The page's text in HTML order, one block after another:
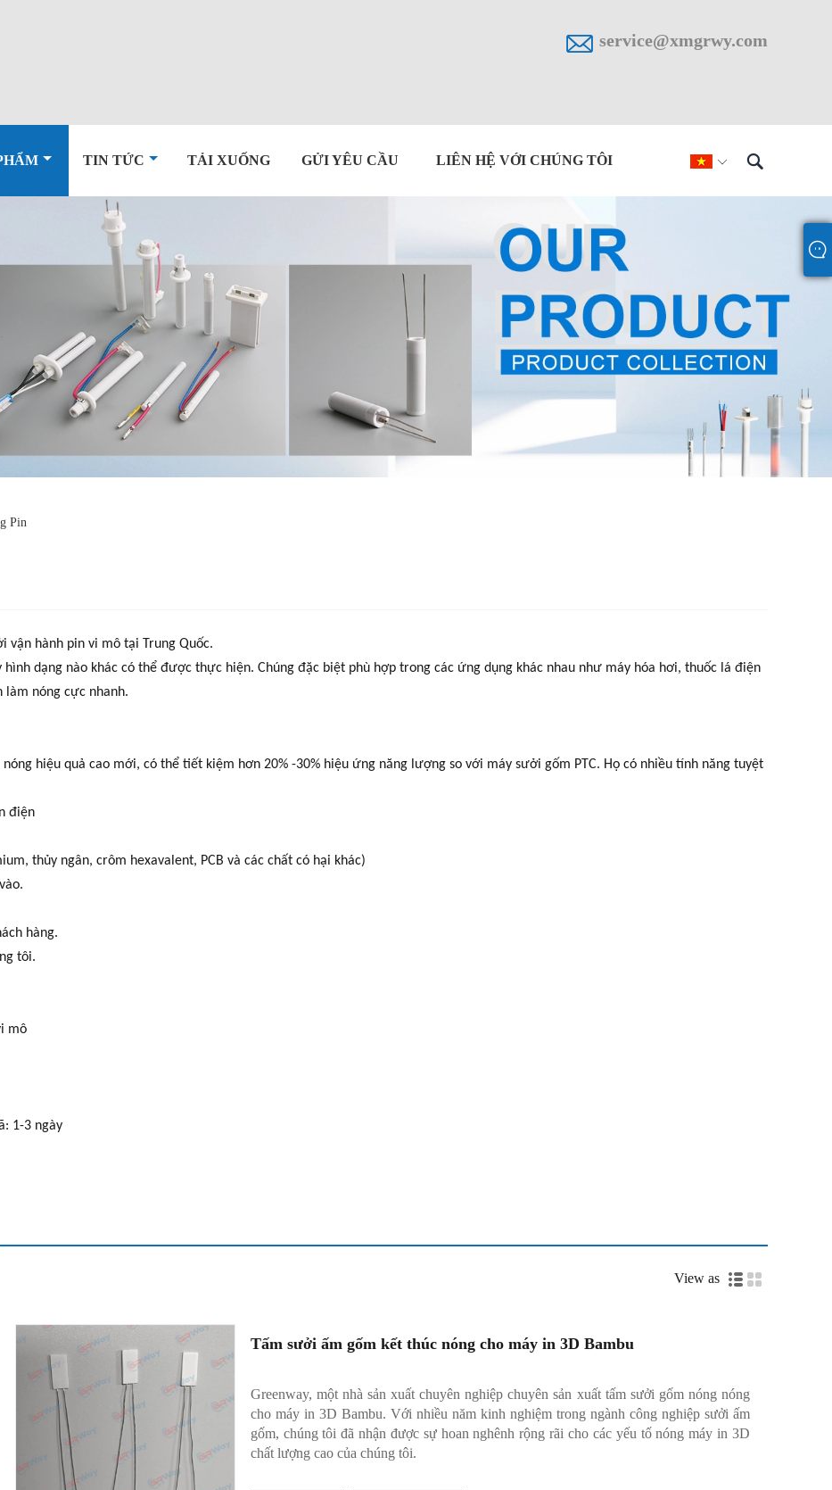
 service@xmgrwy.com
 
TIN TỨC TẢI XUỐNG GỬI YÊU CẦU LIÊN HỆ VỚI CHÚNG TÔI
Pin
vận hành pin vi mô tại Trung Quốc.
dạng nào khác có thể được thực hiện. Chúng đặc biệt phù hợp trong các ứng dụng khác nhau như máy hóa hơi, thuốc lá điện
nóng cực nhanh.
hiệu quả cao mới, có thể tiết kiệm hơn 20% -30% hiệu ứng năng lượng so với máy sưởi gốm PTC. Họ có nhiều tính năng tuyệt
điện
thủy ngân, crôm hexavalent, PCB và các chất có hại khác)
hàng.
tôi.
mô
1-3 ngày
View as
Tấm sưởi ấm gốm kết thúc nóng cho máy in 3D Bambu
Greenway, một nhà sản xuất chuyên nghiệp chuyên sản xuất tấm sưởi gốm nóng nóng
cho máy in 3D Bambu. Với nhiều năm kinh nghiệm trong ngành công nghiệp sưởi ấm
gốm, chúng tôi đã nhận được sự hoan nghênh rộng rãi cho các yếu tố nóng máy in 3D
chất lượng cao của chúng tôi.